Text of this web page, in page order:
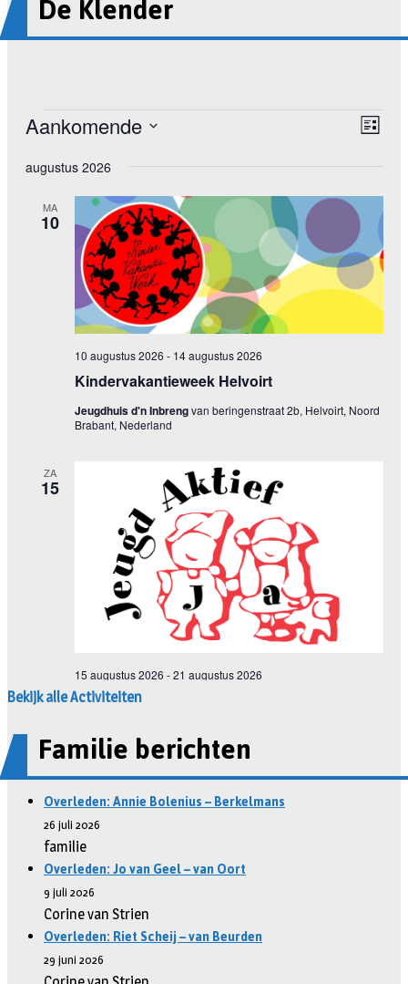
Bekijk alle Activiteiten
Familie berichten
Overleden: Annie Bolenius – Berkelmans
26 juli 2026
familie
Overleden: Jo van Geel – van Oort
9 juli 2026
Corine van Strien
Overleden: Riet Scheij – van Beurden
29 juni 2026